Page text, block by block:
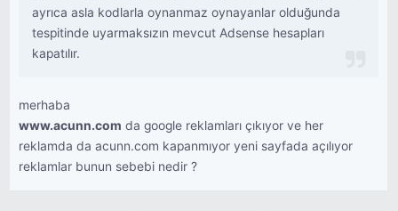
ayrıca asla kodlarla oynanmaz oynayanlar olduğunda
tespitinde uyarmaksızın mevcut Adsense hesapları
kapatılır.
merhaba
www.acunn.com da google reklamları çıkıyor ve her
reklamda da acunn.com kapanmıyor yeni sayfada açılıyor
reklamlar bunun sebebi nedir ?